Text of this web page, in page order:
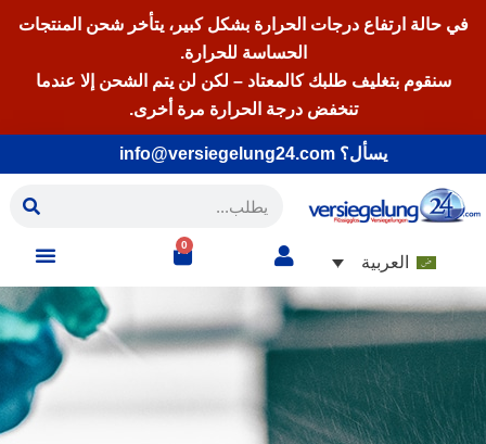
في حالة ارتفاع درجات الحرارة بشكل كبير، يتأخر شحن المنتجات
الحساسة للحرارة.
سنقوم بتغليف طلبك كالمعتاد – لكن لن يتم الشحن إلا عندما
تنخفض درجة الحرارة مرة أخرى.
يسأل؟ info@versiegelung24.com
العربية
0